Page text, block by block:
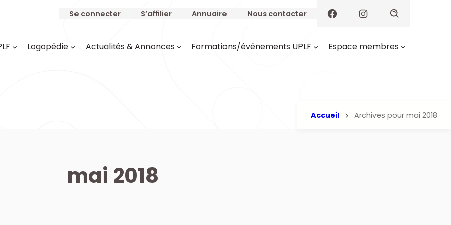
Se connecter S’affilier Annuaire Nous contacter
Logopédie Actualités & Annonces Formations/événements UPLF Espace membres
Accueil Archives pour mai 2018
mai 2018